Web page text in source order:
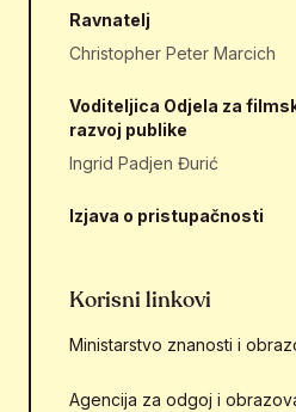
Ravnatelj
Christopher Peter Marcich
Voditeljica Odjela za
razvoj publike
Ingrid Padjen Đurić
Izjava o pristupačnosti
Korisni linkovi
Ministarstvo znanosti i
Agencija za odgoj i